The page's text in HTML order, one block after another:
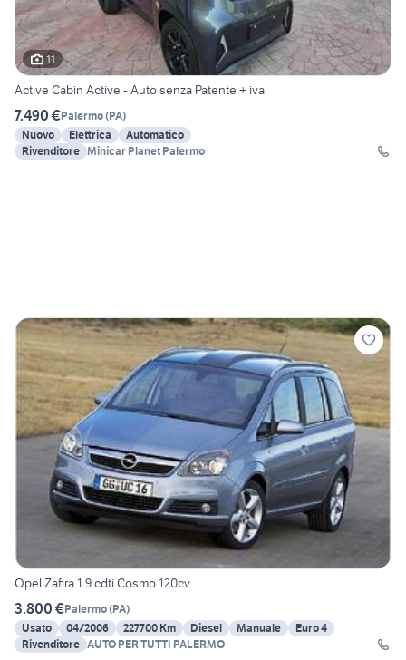
11
Active Cabin Active - Auto senza Patente + iva
7.490 €Palermo(PA)
Nuovo
Elettrica
Automatico
Rivenditore Minicar Planet Palermo
Opel Zafira 1.9 cdti Cosmo 120cv
3.800 €Palermo(PA)
Usato
04/2006 227700 Km Diesel Manuale
Euro 4
Rivenditore AUTO PER TUTTI PALERMO